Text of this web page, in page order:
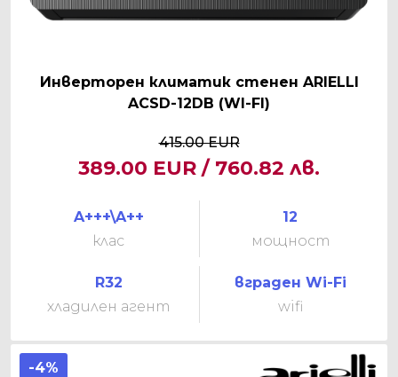
Инверторен климатик стенен ARIELLI
ACSD-12DB (WI-FI)
415.00 EUR
389.00 EUR / 760.82 лв.
A+++\A++
клас
12
мощност
R32
хладилен агент
вграден Wi-Fi
wifi
-4%